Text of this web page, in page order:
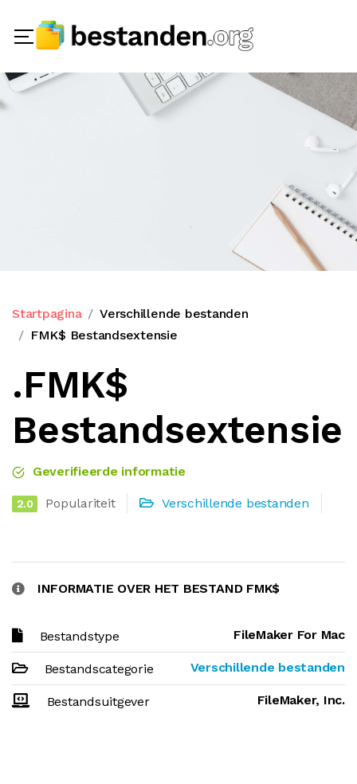
Startpagina
Verschillende bestanden
FMK$ Bestandsextensie
.FMK$
Bestandsextensie
Geverifieerde informatie
2.0 Populariteit Verschillende bestanden
INFORMATIE OVER HET BESTAND FMK$
Bestandstype FileMaker For Mac
Bestandscategorie Verschillende bestanden
Bestandsuitgever FileMaker, Inc.